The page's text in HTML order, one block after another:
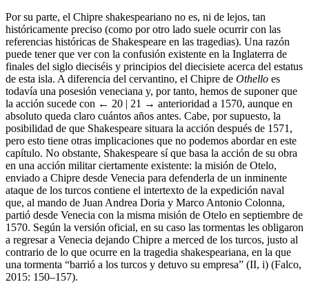
Por su parte, el Chipre shakespeariano no es, ni de lejos, tan
históricamente preciso (como por otro lado suele ocurrir con las
referencias históricas de Shakespeare en las tragedias). Una razón
puede tener que ver con la confusión existente en la Inglaterra de
finales del siglo dieciséis y principios del diecisiete acerca del estatus
de esta isla. A diferencia del cervantino, el Chipre de Othello es
todavía una posesión veneciana y, por tanto, hemos de suponer que
la acción sucede con ← 20 | 21 → anterioridad a 1570, aunque en
absoluto queda claro cuántos años antes. Cabe, por supuesto, la
posibilidad de que Shakespeare situara la acción después de 1571,
pero esto tiene otras implicaciones que no podemos abordar en este
capítulo. No obstante, Shakespeare sí que basa la acción de su obra
en una acción militar ciertamente existente: la misión de Otelo,
enviado a Chipre desde Venecia para defenderla de un inminente
ataque de los turcos contiene el intertexto de la expedición naval
que, al mando de Juan Andrea Doria y Marco Antonio Colonna,
partió desde Venecia con la misma misión de Otelo en septiembre de
1570. Según la versión oficial, en su caso las tormentas les obligaron
a regresar a Venecia dejando Chipre a merced de los turcos, justo al
contrario de lo que ocurre en la tragedia shakespeariana, en la que
una tormenta “barrió a los turcos y detuvo su empresa” (II, i) (Falco,
2015: 150–157).